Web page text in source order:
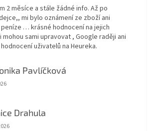
2 měsíce a stále žádné info. Až po
mi bylo oznámení ze zboží ani
… krásné hodnocení na jejich
sami upravovat , Google raději ani
uživatelů na Heureka.
Pavlíčková
obchodu je 5 z 5 hvězdiček.
Drahula
obchodu je 5 z 5 hvězdiček.